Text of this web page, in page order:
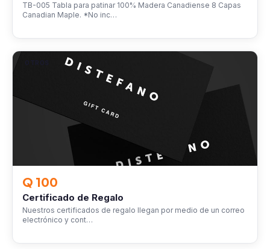
TB-005 Tabla para patinar 100% Madera Canadiense 8 Capas
Canadian Maple. *No inc…
OTROS
Q 100
Certificado de Regalo
Nuestros certificados de regalo llegan por medio de un correo
electrónico y cont…